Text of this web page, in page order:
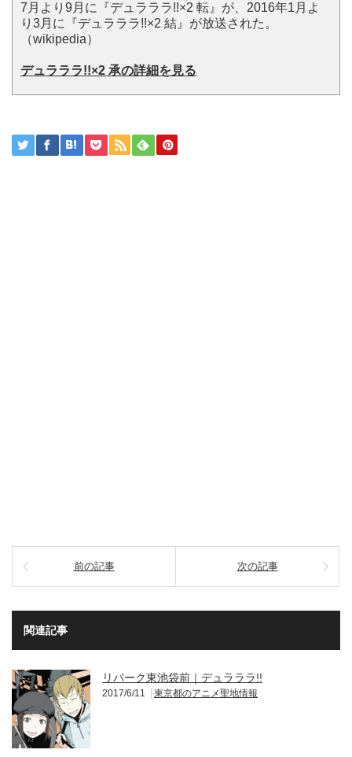
7月より9月に『デュラララ!!×2 転』が、2016年1月よ
り3月に『デュラララ!!×2 結』が放送された。
（wikipedia）
デュラララ!!×2 承の詳細を見る
前の記事 次の記事
関連記事
リパーク東池袋前｜デュラララ!!
2017/6/11 東京都のアニメ聖地情報